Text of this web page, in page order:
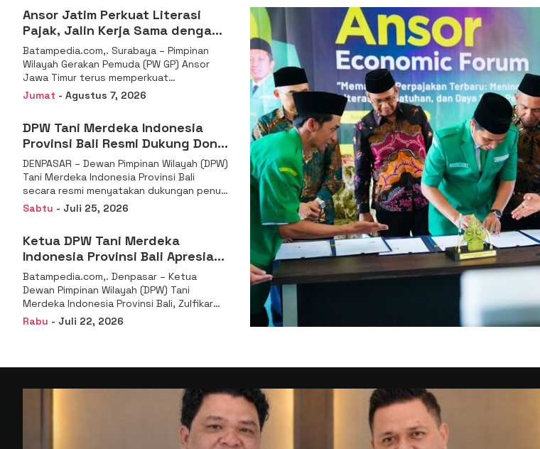
Ansor Jatim Perkuat Literasi
Pajak, Jalin Kerja Sama dengan
DJP se-Jatim
Batampedia.com,. Surabaya – Pimpinan
Wilayah Gerakan Pemuda (PW GP) Ansor
Jawa Timur terus memperkuat
komitmennya dalam membangun
kemandirian ekonomi
Jumat - Agustus 7, 2026
DPW Tani Merdeka Indonesia
Provinsi Bali Resmi Dukung Don
Muzakir Mengisi Jabatan Wakil
Menteri Pertanian RI
DENPASAR – Dewan Pimpinan Wilayah (DPW)
Tani Merdeka Indonesia Provinsi Bali
secara resmi menyatakan dukungan penuh
kepada Ketua Umum
Sabtu - Juli 25, 2026
Ketua DPW Tani Merdeka
Indonesia Provinsi Bali Apresiasi
Penunjukan Dr. Sudaryono
sebagai Kepala Badan Gizi
Nasional
Batampedia.com,. Denpasar – Ketua
Dewan Pimpinan Wilayah (DPW) Tani
Merdeka Indonesia Provinsi Bali, Zulfikar
Wijaya, S.E., menyampaikan ucapan
Rabu - Juli 22, 2026